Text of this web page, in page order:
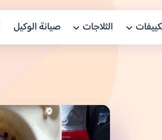
الثلاجات صيانة الوكيل